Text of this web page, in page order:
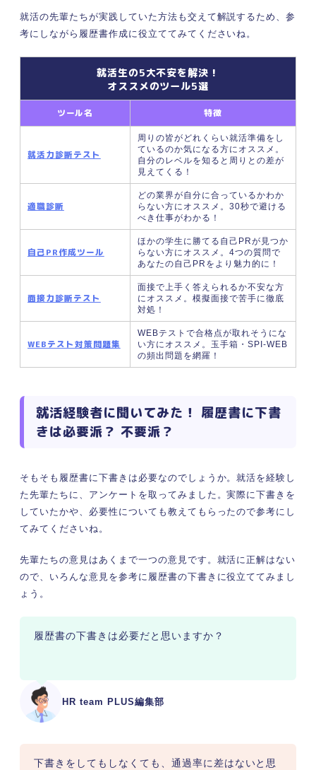
①芯が硬めの鉛筆で下書きをする
②自由記述の欄は横線を引いてから文字を
③漢字は大きくひらがなは小さめに書く
④きちんとハネと止めを意識して書く
⑤画数の多い漢字は少ない漢字より大きめ
に書く
⑥漢字の上より下を左より右を大きめに書
⑦漢字の線の余白を揃える
⑧一行に書く文字数を揃える
⑨油性のボールペンで下書きを清書する
体験談を聞いてみた！ 履歴書を下書きする際の5
①シャーペンや消せるボールペンでの下書
きは避ける
②清書が完全に乾いてから下書きを消す
③修正テープの使用は避ける
④指定がない限り色ペンは使わない
き間違える場合の2つの対処法
①ながら作業での下書きをやめる
の提出前の4つのチェック項目
く
④汚れないようクリアファイルに保存する
就活の先輩たちが実践していた方法も交えて解説するため、参
考にしながら履歴書作成に役立ててみてくださいね。
就活生の5大不安を解決！
オススメのツール5選
ツール名 特徴
就活力診断テスト
周りの皆がどれくらい就活準備をし
ているのか気になる方にオススメ。
自分のレベルを知ると周りとの差が
見えてくる！
適職診断
どの業界が自分に合っているかわか
らない方にオススメ。30秒で避ける
べき仕事がわかる！
自己PR作成ツール
ほかの学生に勝てる自己PRが見つか
らない方にオススメ。4つの質問で
あなたの自己PRをより魅力的に！
面接力診断テスト
面接で上手く答えられるか不安な方
にオススメ。模擬面接で苦手に徹底
対処！
WEBテスト対策問題集
WEBテストで合格点が取れそうにな
い方にオススメ。玉手箱・SPI-WEB
の頻出問題を網羅！
就活経験者に聞いてみた！ 履歴書に下書
きは必要派？ 不要派？
そもそも履歴書に下書きは必要なのでしょうか。就活を経験し
た先輩たちに、アンケートを取ってみました。実際に下書きを
していたかや、必要性についても教えてもらったので参考にし
てみてくださいね。
先輩たちの意見はあくまで一つの意見です。就活に正解はない
ので、いろんな意見を参考に履歴書の下書きに役立ててみまし
ょう。
HR team PLUS編集部
履歴書の下書きは必要だと思いますか？
下書きをしてもしなくても、通過率に差はないと思